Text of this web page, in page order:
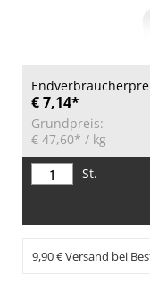
€ 7,14*
Grundpreis:
€ 47,60* / kg
St.
9,90 € Versand bei